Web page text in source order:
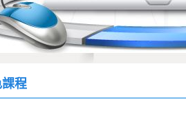
程